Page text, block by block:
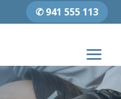
✆ 941 555 113